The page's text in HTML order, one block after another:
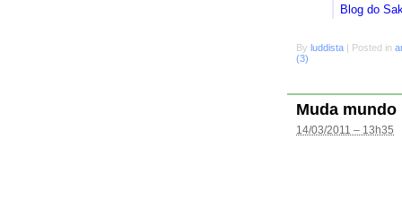
Blog do
By luddista Posted in
(3)
Muda mundo
14/03/2011 – 13h35